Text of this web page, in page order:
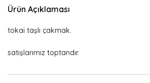
Ürün Açıklaması
tokai taşlı çakmak.
satışlarımız toptandır.